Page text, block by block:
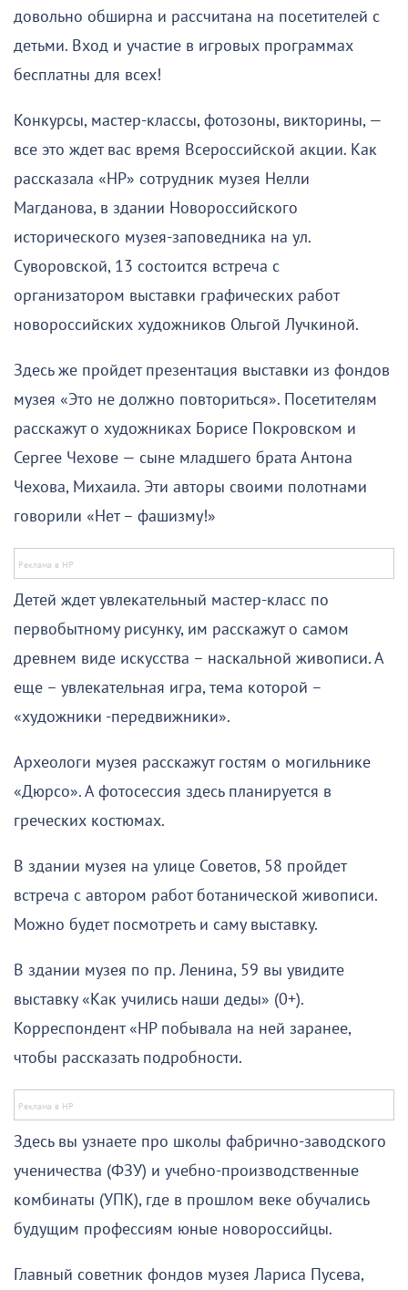
довольно обширна и рассчитана на посетителей с
детьми. Вход и участие в игровых программах
бесплатны для всех!
Конкурсы, мастер-классы, фотозоны, викторины, —
все это ждет вас время Всероссийской акции. Как
рассказала «НР» сотрудник музея Нелли
Магданова, в здании Новороссийского
исторического музея-заповедника на ул.
Суворовской, 13 состоится встреча с
организатором выставки графических работ
новороссийских художников Ольгой Лучкиной.
Здесь же пройдет презентация выставки из фондов
музея «Это не должно повториться». Посетителям
расскажут о художниках Борисе Покровском и
Сергее Чехове — сыне младшего брата Антона
Чехова, Михаила. Эти авторы своими полотнами
говорили «Нет – фашизму!»
Детей ждет увлекательный мастер-класс по
первобытному рисунку, им расскажут о самом
древнем виде искусства – наскальной живописи. А
еще – увлекательная игра, тема которой –
«художники -передвижники».
Археологи музея расскажут гостям о могильнике
«Дюрсо». А фотосессия здесь планируется в
греческих костюмах.
В здании музея на улице Советов, 58 пройдет
встреча с автором работ ботанической живописи.
Можно будет посмотреть и саму выставку.
В здании музея по пр. Ленина, 59 вы увидите
выставку «Как учились наши деды» (0+).
Корреспондент «НР побывала на ней заранее,
чтобы рассказать подробности.
Здесь вы узнаете про школы фабрично-заводского
ученичества (ФЗУ) и учебно-производственные
комбинаты (УПК), где в прошлом веке обучались
будущим профессиям юные новороссийцы.
Главный советник фондов музея Лариса Пусева,